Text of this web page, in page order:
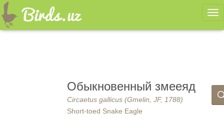
Обыкновенный змееяд
Circaetus gallicus (Gmelin, JF, 1788)
Short-toed Snake Eagle